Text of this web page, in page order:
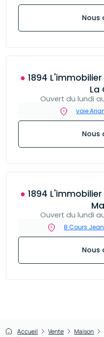
Nous
● 1894 L'immobilier Agence Immobiliere -
La
Ouvert du lundi
voie
Nous
● 1894 L'immobilier Agence Immobiliere -
Ouvert du lundi
8 Cours
Nous
Accueil Vente Maison